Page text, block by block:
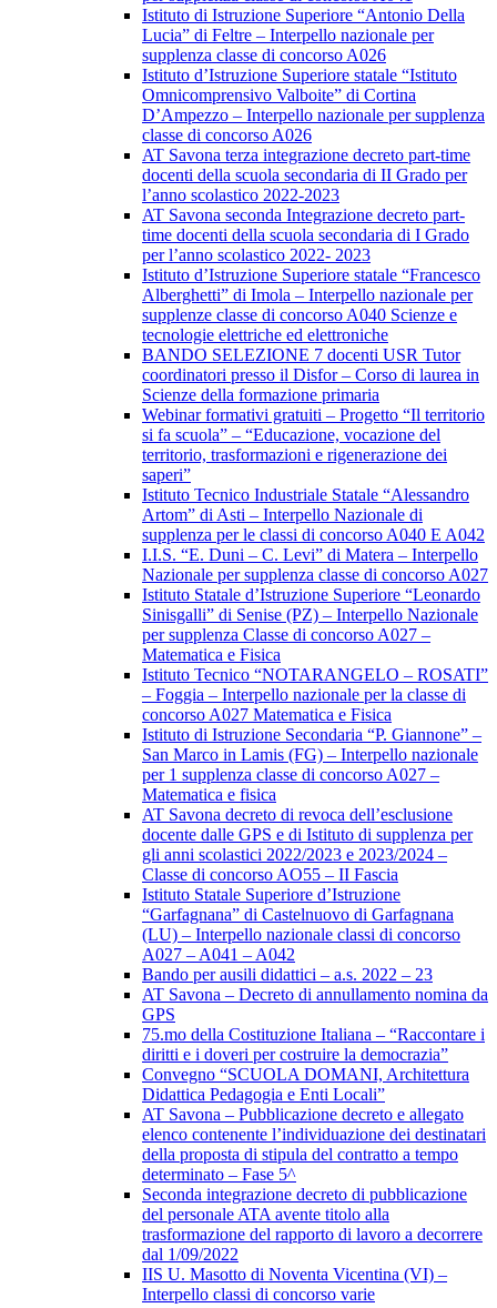
Istituto di Istruzione Superiore “Antonio Della
Lucia” di Feltre – Interpello nazionale per
supplenza classe di concorso A026
Istituto d’Istruzione Superiore statale “Istituto
Omnicomprensivo Valboite” di Cortina
D’Ampezzo – Interpello nazionale per supplenza
classe di concorso A026
AT Savona terza integrazione decreto part-time
docenti della scuola secondaria di II Grado per
l’anno scolastico 2022-2023
AT Savona seconda Integrazione decreto part-
time docenti della scuola secondaria di I Grado
per l’anno scolastico 2022- 2023
Istituto d’Istruzione Superiore statale “Francesco
Alberghetti” di Imola – Interpello nazionale per
supplenze classe di concorso A040 Scienze e
tecnologie elettriche ed elettroniche
BANDO SELEZIONE 7 docenti USR Tutor
coordinatori presso il Disfor – Corso di laurea in
Scienze della formazione primaria
Webinar formativi gratuiti – Progetto “Il territorio
si fa scuola” – “Educazione, vocazione del
territorio, trasformazioni e rigenerazione dei
saperi”
Istituto Tecnico Industriale Statale “Alessandro
Artom” di Asti – Interpello Nazionale di
supplenza per le classi di concorso A040 E A042
I.I.S. “E. Duni – C. Levi” di Matera – Interpello
Nazionale per supplenza classe di concorso A027
Istituto Statale d’Istruzione Superiore “Leonardo
Sinisgalli” di Senise (PZ) – Interpello Nazionale
per supplenza Classe di concorso A027 –
Matematica e Fisica
Istituto Tecnico “NOTARANGELO – ROSATI”
– Foggia – Interpello nazionale per la classe di
concorso A027 Matematica e Fisica
Istituto di Istruzione Secondaria “P. Giannone” –
San Marco in Lamis (FG) – Interpello nazionale
per 1 supplenza classe di concorso A027 –
Matematica e fisica
AT Savona decreto di revoca dell’esclusione
docente dalle GPS e di Istituto di supplenza per
gli anni scolastici 2022/2023 e 2023/2024 –
Classe di concorso AO55 – II Fascia
Istituto Statale Superiore d’Istruzione
“Garfagnana” di Castelnuovo di Garfagnana
(LU) – Interpello nazionale classi di concorso
A027 – A041 – A042
Bando per ausili didattici – a.s. 2022 – 23
AT Savona – Decreto di annullamento nomina da
GPS
75.mo della Costituzione Italiana – “Raccontare i
diritti e i doveri per costruire la democrazia”
Convegno “SCUOLA DOMANI, Architettura
Didattica Pedagogia e Enti Locali”
AT Savona – Pubblicazione decreto e allegato
elenco contenente l’individuazione dei destinatari
della proposta di stipula del contratto a tempo
determinato – Fase 5^
Seconda integrazione decreto di pubblicazione
del personale ATA avente titolo alla
trasformazione del rapporto di lavoro a decorrere
dal 1/09/2022
IIS U. Masotto di Noventa Vicentina (VI) –
Interpello classi di concorso varie